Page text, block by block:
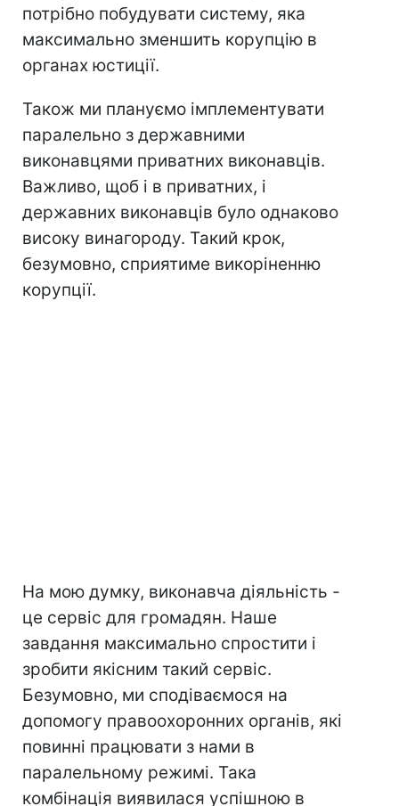
потрібно побудувати систему, яка
максимально зменшить корупцію в
органах юстиції.
Також ми плануємо імплементувати
паралельно з державними
виконавцями приватних виконавців.
Важливо, щоб і в приватних, і
державних виконавців було однаково
високу винагороду. Такий крок,
безумовно, сприятиме викоріненню
корупції.
На мою думку, виконавча діяльність -
це сервіс для громадян. Наше
завдання максимально спростити і
зробити якісним такий сервіс.
Безумовно, ми сподіваємося на
допомогу правоохоронних органів, які
повинні працювати з нами в
паралельному режимі. Така
комбінація виявилася успішною в